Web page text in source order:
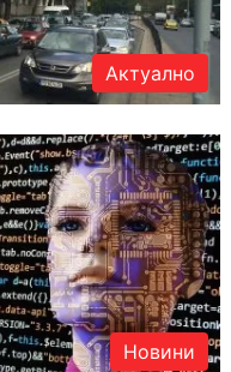
Актуално
Новини